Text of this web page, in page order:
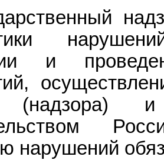
и
(надзора) и
нарушений